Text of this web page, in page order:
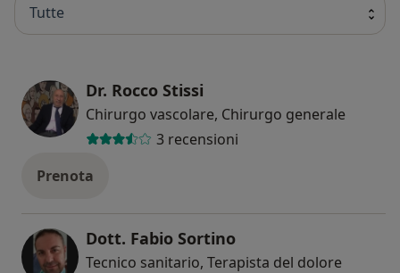
Tutte
Dr. Rocco Stissi
Chirurgo vascolare, Chirurgo generale
3 recensioni
Prenota
Dott. Fabio Sortino
Tecnico sanitario, Terapista del dolore